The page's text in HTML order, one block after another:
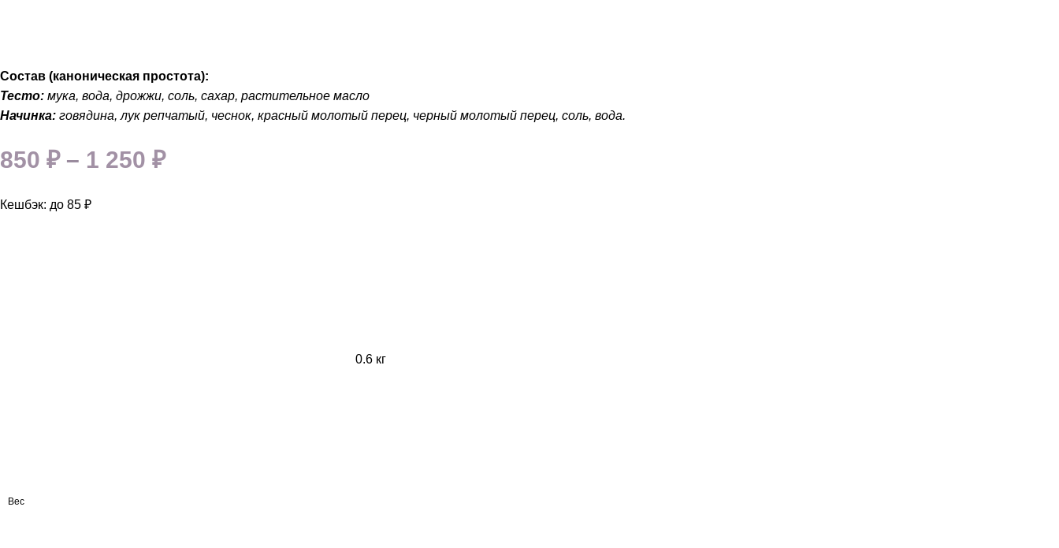
Состав (каноническая простота):
Тесто: мука, вода, дрожжи, соль, сахар, растительное масло
Начинка: говядина, лук репчатый, чеснок, красный молотый перец, черный молотый перец, соль, вода.
850 ₽ – 1 250 ₽
Кешбэк: до 85 ₽
Вес
0.6 кг